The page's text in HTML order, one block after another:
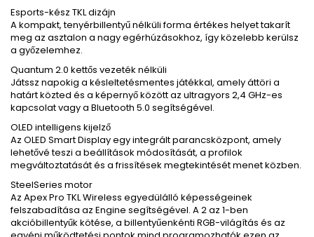
Esports-kész TKL dizájn
A kompakt, tenyérbillentyű nélküli forma értékes helyet takarít
meg az asztalon a nagy egérhúzásokhoz, így közelebb kerülsz
a győzelemhez.
Quantum 2.0 kettős vezeték nélküli
Játssz napokig a késleltetésmentes játékkal, amely áttöri a
határt közted és a képernyő között az ultragyors 2,4 GHz-es
kapcsolat vagy a Bluetooth 5.0 segítségével.
OLED intelligens kijelző
Az OLED Smart Display egy integrált parancsközpont, amely
lehetővé teszi a beállítások módosítását, a profilok
megváltoztatását és a frissítések megtekintését menet közben.
SteelSeries motor
Az Apex Pro TKL Wireless egyedülálló képességeinek
felszabadítása az Engine segítségével. A 2 az 1-ben
akcióbillentyűk kötése, a billentyűenkénti RGB-világítás és az